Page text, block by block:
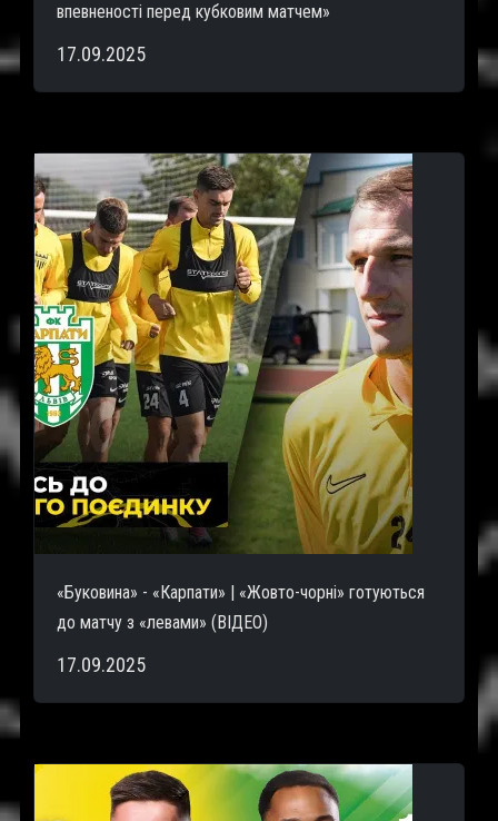
впевненості перед кубковим матчем»
17.09.2025
«Буковина» - «Карпати» | «Жовто-чорні» готуються
до матчу з «левами» (ВІДЕО)
17.09.2025